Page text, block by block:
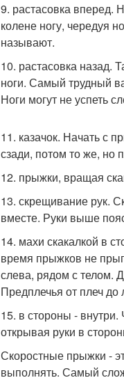
9. растасовка вперед.
колене ногу, чередуя
называют.
10. растасовка назад.
ноги. Самый трудный
Ноги могут не успеть
11. казачок. Начать с
сзади, потом то же, но
12. прыжки, вращая
13. скрещивание рук.
вместе. Руки выше
14. махи скакалкой в
время прыжков не
слева, рядом с телом.
Предплечья от плеч до
15. в стороны -
открывая руки в
Скоростные прыжки -
выполнять. Самый